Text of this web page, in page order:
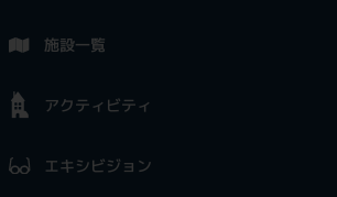
施設一覧
アクティビティ
エキシビジョン